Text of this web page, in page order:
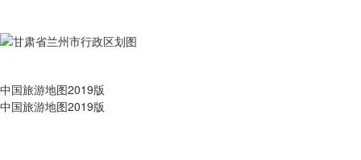
中国旅游地图2019版
中国旅游地图2019版